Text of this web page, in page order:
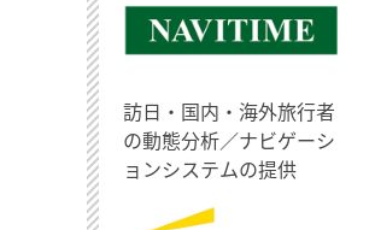
訪日・国内・海外旅行者
の動態分析／ナビゲーシ
ョンシステムの提供